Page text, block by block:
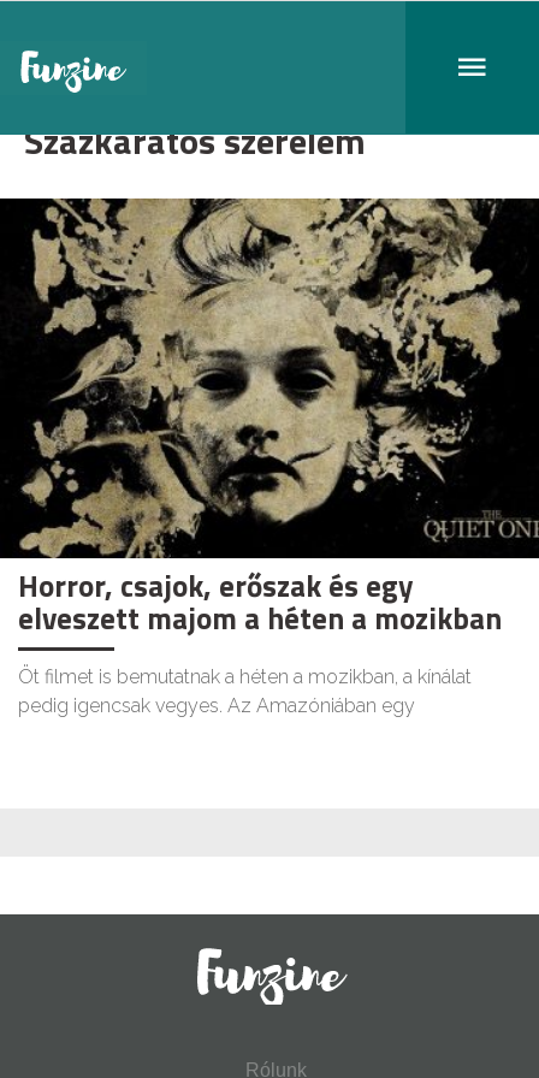
Százkarátos szerelem
Horror, csajok, erőszak és egy
elveszett majom a héten a mozikban
Öt filmet is bemutatnak a héten a mozikban, a kínálat
pedig igencsak vegyes. Az Amazóniában egy
Rólunk